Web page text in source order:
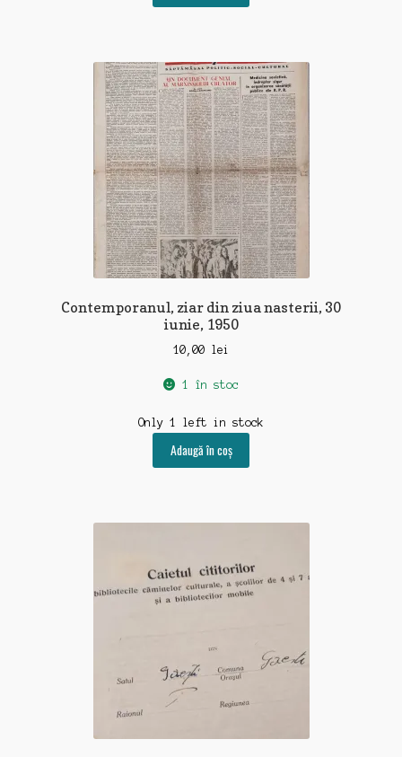
Contemporanul, ziar din ziua nasterii, 30
iunie, 1950
10,00 lei
1 în stoc
Only 1 left in stock
Adaugă în coș